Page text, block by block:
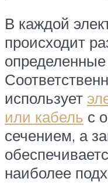
В каждой
происходит
определенные
использует
или кабель с
сечением, а
наиболее